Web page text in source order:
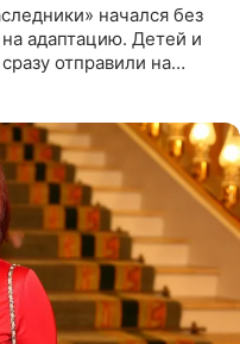
начался без
адаптацию. Детей и
отправили на